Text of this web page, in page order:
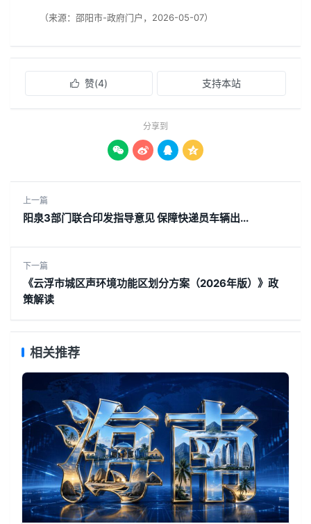
（来源：邵阳市-政府门户，2026-05-07）
 赞(4) 支持本站
分享到
   
上一篇
阳泉3部门联合印发指导意见 保障快递员车辆出...
下一篇
《云浮市城区声环境功能区划分方案（2026年版）》政
策解读
相关推荐